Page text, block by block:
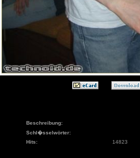
Beschreibung:
Schl�sselwörter:
Hits:
14823